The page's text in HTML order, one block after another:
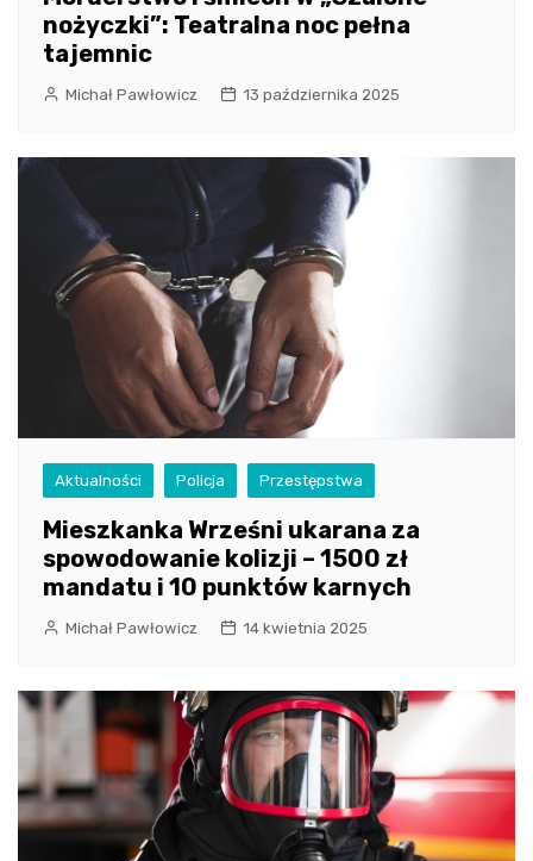
nożyczki”: Teatralna noc pełna
tajemnic
Michał Pawłowicz 13 października 2025
Aktualności Policja Przestępstwa
Mieszkanka Wrześni ukarana za
spowodowanie kolizji – 1500 zł
mandatu i 10 punktów karnych
Michał Pawłowicz 14 kwietnia 2025